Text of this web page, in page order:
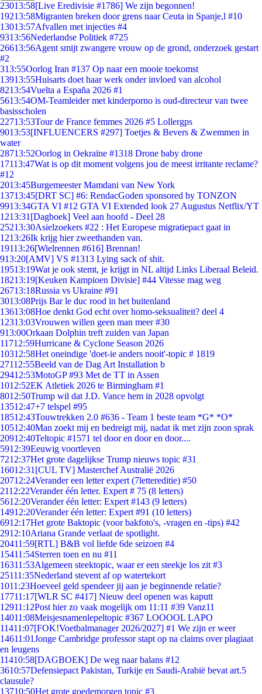
23013:58[Live Eredivisie #1786] We zijn begonnen!
19213:58Migranten breken door grens naar Ceuta in Spanje,l #10
13013:57Afvallen met injecties #4
9313:56Nederlandse Politiek #725
26613:56Agent smijt zwangere vrouw op de grond, onderzoek gestart
#2
313:55Oorlog Iran #137 Op naar een mooie toekomst
13913:55Huisarts doet haar werk onder invloed van alcohol
8213:54Vuelta a España 2026 #1
5613:54OM-Teamleider met kinderporno is oud-directeur van twee
basisscholen
22713:53Tour de France femmes 2026 #5 Lollergps
9013:53[INFLUENCERS #297] Toetjes & Bevers & Zwemmen in
water
28713:52Oorlog in Oekraïne #1318 Drone baby drone
17113:47Wat is op dit moment volgens jou de meest irritante reclame?
#12
2013:45Burgemeester Mamdani van New York
13713:45[DRT SC] #6: RendacGoden sponsored by TONZON
9913:34GTA VI #12 GTA VI Extended look 27 Augustus Netflix/YT
1213:31 [Dagboek] Veel aan hoofd - Deel 28
25213:30Asielzoekers #22 : Het Europese migratiepact gaat in
1213:26Ik krijg hier zweethanden van.
19113:26[Wielrennen #616] Brennan!
913:20[AMV] VS #1313 Lying sack of shit.
19513:19Wat je ook stemt, je krijgt in NL altijd Links Liberaal Beleid.
18213:19[Keuken Kampioen Divisie] #44 Vitesse mag weg
26713:18Russia vs Ukraine #91
3013:08Prijs Bar le duc rood in het buitenland
13613:08Hoe denkt God echt over homo-seksualiteit? deel 4
12313:03Vrouwen willen geen man meer #30
913:00Orkaan Dolphin treft zuiden van Japan
11712:59Hurricane & Cyclone Season 2026
10312:58Het oneindige 'doet-ie anders nooit'-topic # 1819
27112:55Beeld van de Dag Art Installation b
29412:53MotoGP #93 Met de TT in Assen
1012:52EK Atletiek 2026 te Birmingham #1
8012:50Trump wil dat J.D. Vance hem in 2028 opvolgt
13512:47+7 telspel #95
18512:43Touwtrekken 2.0 #636 - Team 1 beste team *G* *O*
10512:40Man zoekt mij en bedreigt mij, nadat ik met zijn zoon sprak
20912:40Teltopic #1571 tel door en door en door....
5912:39Eeuwig voortleven
7212:37Het grote dagelijkse Trump nieuws topic #31
16012:31 [CUL TV] Masterchef Australië 2026
20712:24Verander een letter expert (7lettereditie) #50
2112:22Verander één letter. Expert # 75 (8 letters)
5612:20Verander één letter: Expert #143 (9 letters)
14912:20Verander één letter: Expert #91 (10 letters)
6912:17Het grote Baktopic (voor bakfoto's, -vragen en -tips) #42
2912:10Ariana Grande verlaat de spotlight.
20411:59[RTL] B&B vol liefde 6de seizoen #4
15411:54Sterren toen en nu #11
16311:53Algemeen steektopic, waar er een steekje los zit #3
25111:35Nederland stevent af op watertekort
1011:23Hoeveel geld spendeer jij aan je beginnende relatie?
17711:17[WLR SC #417] Nieuw deel openen was kaputt
12911:12Post hier zo vaak mogelijk om 11:11 #39 Vanz11
14011:08Meisjesnamenlepeltopic #367 LOOOOL LAPO
11411:07[FOK!Voetbalmanager 2026/2027] #1 We zijn er weer
14611:01Jonge Cambridge professor stapt op na claims over plagiaat
en leugens
11410:58[DAGBOEK] De weg naar balans #12
3610:57Defensiepact Pakistan, Turkije en Saudi-Arabië bevat art.5
clausule?
13710:50Het grote goedemorgen topic #3